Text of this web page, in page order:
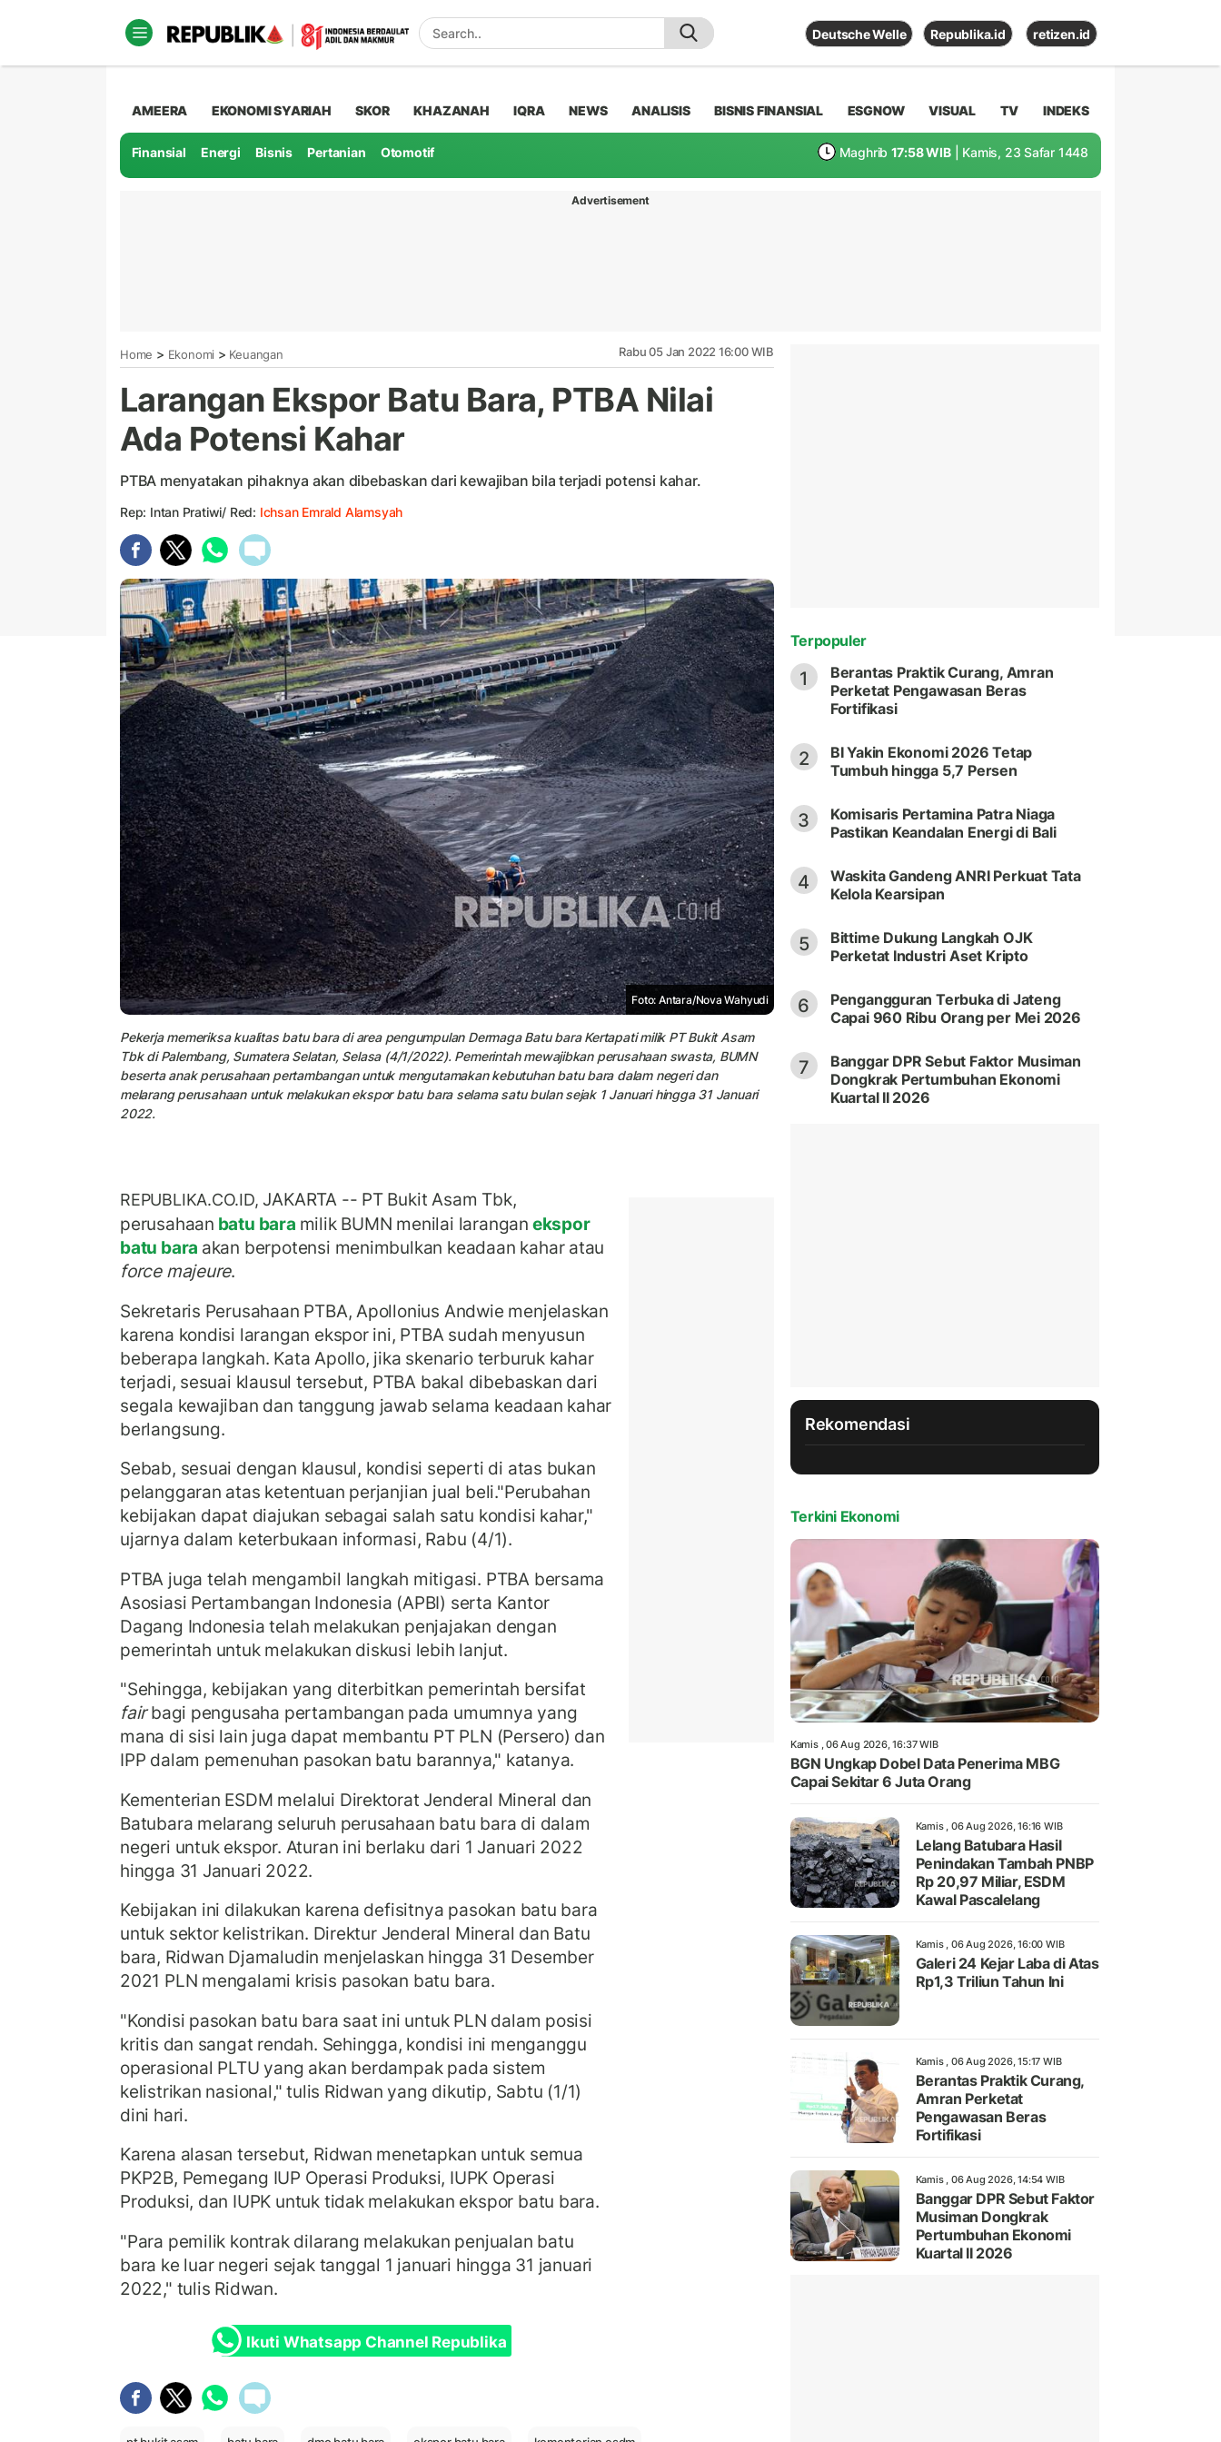
Deutsche Welle Republika.id retizen.id
AMEERA EKONOMI SYARIAH SKOR KHAZANAH IQRA NEWS ANALISIS BISNIS FINANSIAL ESGNOW VISUAL TV INDEKS
Finansial Energi Bisnis Pertanian Otomotif Maghrib 17:58 WIB | Kamis, 23 Safar 1448
Advertisement
Home > Ekonomi > Keuangan Rabu 05 Jan 2022 16:00 WIB
Larangan Ekspor Batu Bara, PTBA Nilai
Ada Potensi Kahar
PTBA menyatakan pihaknya akan dibebaskan dari kewajiban bila terjadi potensi kahar.
Rep: Intan Pratiwi/ Red: Ichsan Emrald Alamsyah
Foto: Antara/Nova Wahyudi
Pekerja memeriksa kualitas batu bara di area pengumpulan Dermaga Batu bara Kertapati milik PT Bukit Asam
Tbk di Palembang, Sumatera Selatan, Selasa (4/1/2022). Pemerintah mewajibkan perusahaan swasta, BUMN
beserta anak perusahaan pertambangan untuk mengutamakan kebutuhan batu bara dalam negeri dan
melarang perusahaan untuk melakukan ekspor batu bara selama satu bulan sejak 1 Januari hingga 31 Januari
2022.
REPUBLIKA.CO.ID,JAKARTA -- PT Bukit Asam Tbk,
perusahaan batu bara milik BUMN menilai larangan ekspor
batu bara akan berpotensi menimbulkan keadaan kahar atau
force majeure.
Sekretaris Perusahaan PTBA, Apollonius Andwie menjelaskan
karena kondisi larangan ekspor ini, PTBA sudah menyusun
beberapa langkah. Kata Apollo, jika skenario terburuk kahar
terjadi, sesuai klausul tersebut, PTBA bakal dibebaskan dari
segala kewajiban dan tanggung jawab selama keadaan kahar
berlangsung.
Sebab, sesuai dengan klausul, kondisi seperti di atas bukan
pelanggaran atas ketentuan perjanjian jual beli."Perubahan
kebijakan dapat diajukan sebagai salah satu kondisi kahar,"
ujarnya dalam keterbukaan informasi, Rabu (4/1).
PTBA juga telah mengambil langkah mitigasi. PTBA bersama
Asosiasi Pertambangan Indonesia (APBI) serta Kantor
Dagang Indonesia telah melakukan penjajakan dengan
pemerintah untuk melakukan diskusi lebih lanjut.
"Sehingga, kebijakan yang diterbitkan pemerintah bersifat
fairbagi pengusaha pertambangan pada umumnya yang
mana di sisi lain juga dapat membantu PT PLN (Persero) dan
IPP dalam pemenuhan pasokan batu barannya," katanya.
Kementerian ESDM melalui Direktorat Jenderal Mineral dan
Batubara melarang seluruh perusahaan batu bara di dalam
negeri untuk ekspor. Aturan ini berlaku dari 1 Januari 2022
hingga 31 Januari 2022.
Kebijakan ini dilakukan karena defisitnya pasokan batu bara
untuk sektor kelistrikan. Direktur Jenderal Mineral dan Batu
bara, Ridwan Djamaludin menjelaskan hingga 31 Desember
2021 PLN mengalami krisis pasokan batu bara.
"Kondisi pasokan batu bara saat ini untuk PLN dalam posisi
kritis dan sangat rendah. Sehingga, kondisi ini menganggu
operasional PLTU yang akan berdampak pada sistem
kelistrikan nasional," tulis Ridwan yang dikutip, Sabtu (1/1)
dini hari.
Karena alasan tersebut, Ridwan menetapkan untuk semua
PKP2B, Pemegang IUP Operasi Produksi, IUPK Operasi
Produksi, dan IUPK untuk tidak melakukan ekspor batu bara.
"Para pemilik kontrak dilarang melakukan penjualan batu
bara ke luar negeri sejak tanggal 1 januari hingga 31 januari
2022," tulis Ridwan.
Ikuti Whatsapp Channel Republika
Terpopuler
1
Berantas Praktik Curang, Amran
Perketat Pengawasan Beras
Fortifikasi
2
BI Yakin Ekonomi 2026 Tetap
Tumbuh hingga 5,7 Persen
3
Komisaris Pertamina Patra Niaga
Pastikan Keandalan Energi di Bali
4
Waskita Gandeng ANRI Perkuat Tata
Kelola Kearsipan
5
Bittime Dukung Langkah OJK
Perketat Industri Aset Kripto
6
Pengangguran Terbuka di Jateng
Capai 960 Ribu Orang per Mei 2026
7
Banggar DPR Sebut Faktor Musiman
Dongkrak Pertumbuhan Ekonomi
Kuartal II 2026
Rekomendasi
Terkini Ekonomi
Kamis , 06 Aug 2026, 16:37 WIB
BGN Ungkap Dobel Data Penerima MBG
Capai Sekitar 6 Juta Orang
Kamis , 06 Aug 2026, 16:16 WIB
Lelang Batubara Hasil
Penindakan Tambah PNBP
Rp 20,97 Miliar, ESDM
Kawal Pascalelang
Kamis , 06 Aug 2026, 16:00 WIB
Galeri 24 Kejar Laba di Atas
Rp1,3 Triliun Tahun Ini
Kamis , 06 Aug 2026, 15:17 WIB
Berantas Praktik Curang,
Amran Perketat
Pengawasan Beras
Fortifikasi
Kamis , 06 Aug 2026, 14:54 WIB
Banggar DPR Sebut Faktor
Musiman Dongkrak
Pertumbuhan Ekonomi
Kuartal II 2026